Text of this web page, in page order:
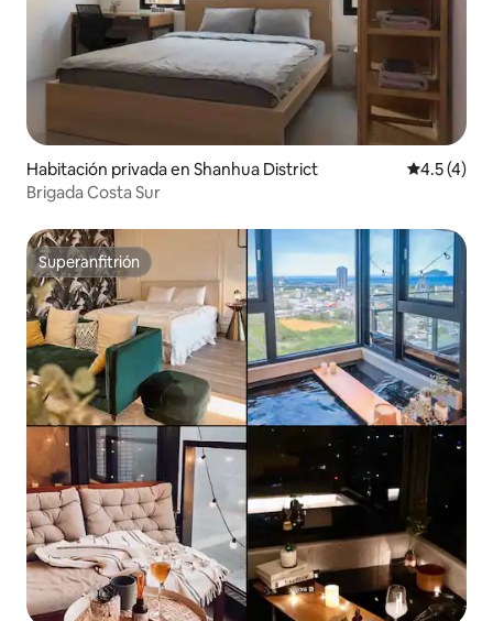
Habitación privada en Shanhua District
4.5 (4)
Brigada Costa Sur
Superanfitrión
Superanfitrión